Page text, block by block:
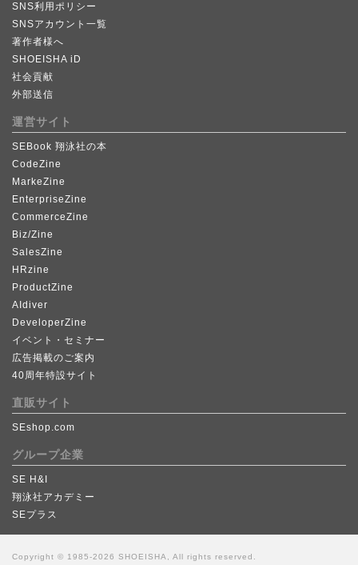
SNS利用ポリシー
SNSアカウント一覧
著作者様へ
SHOEISHA iD
社会貢献
外部送信
運営サイト
SEBook 翔泳社の本
CodeZine
MarkeZine
EnterpriseZine
CommerceZine
Biz/Zine
SalesZine
HRzine
ProductZine
AIdiver
DeveloperZine
イベント・セミナー
広告掲載のご案内
40周年特設サイト
直販サイト
SEshop.com
グループ企業
SE H&I
翔泳社アカデミー
SEプラス
Copyright © 1985-2026 SHOEISHA, All rights reserved.